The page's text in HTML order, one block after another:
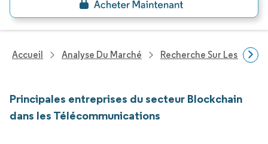
Accueil Analyse Du Marché Recherche Sur Les
Principales entreprises du secteur Blockchain
dans les Télécommunications